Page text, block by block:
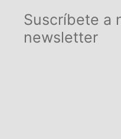
Suscríbete a
newsletter